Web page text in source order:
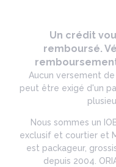
Un crédit
remboursé.
Aucun versement
peut être exigé d'un
Nous sommes un
exclusif et courtier et
est packageur,
depuis 2004.